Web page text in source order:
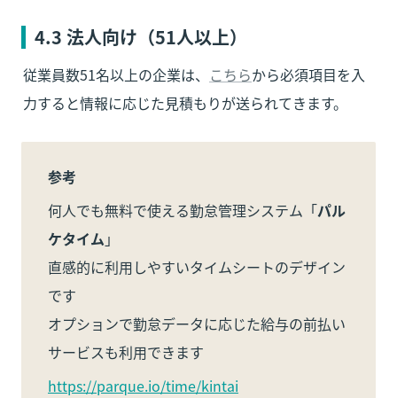
が可能です。今後も様々な打
刻方法への対応を予定してい
4.3 法人向け（51人以上）
従業員数51名以上の企業は、 こちらから必須項目を入
力すると情報に応じた見積もりが送られてきます。
参考
何人でも無料で使える勤怠管理システム「パル
ケタイム 」
直感的に利用しやすいタイムシートのデザイン
です
オプションで勤怠データに応じた給与の前払い
サービスも利用できます
https://parque.io/time/kintai